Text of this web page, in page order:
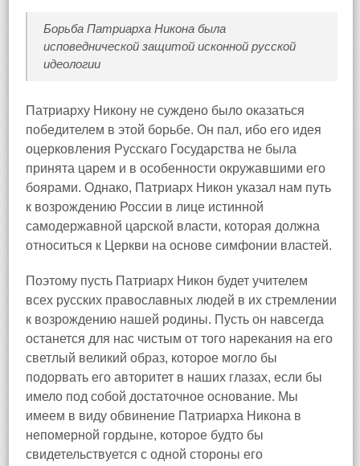
Борьба Патриарха Никона была
исповеднической защитой исконной русской
идеологии
Патриарху Никону не суждено было оказаться
победителем в этой борьбе. Он пал, ибо его идея
оцерковления Русскаго Государства не была
принята царем и в особенности окружавшими его
боярами. Однако, Патриарх Никон указал нам путь
к возрождению России в лице истинной
самодержавной царской власти, которая должна
относиться к Церкви на основе симфонии властей.
Поэтому пусть Патриарх Никон будет учителем
всех русских православных людей в их стремлении
к возрождению нашей родины. Пусть он навсегда
останется для нас чистым от того нарекания на его
светлый великий образ, которое могло бы
подорвать его авторитет в наших глазах, если бы
имело под собой достаточное основание. Мы
имеем в виду обвинение Патриарха Никона в
непомерной гордыне, которое будто бы
свидетельствуется с одной стороны его